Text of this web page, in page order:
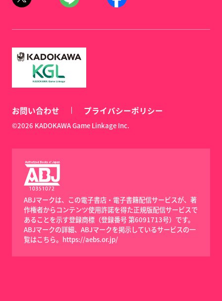
お問い合わせ プライバシーポリシー
©2026 KADOKAWA Game Linkage Inc.
ABJマークは、この電子書店・電子書籍配信サービスが、著
作権者からコンテンツ使用許諾を得た正規版配信サービスで
あることを示す登録商標（登録番号 第6091713号）です。
ABJマークの詳細、ABJマークを掲示しているサービスの一
覧はこちら。 https://aebs.or.jp/